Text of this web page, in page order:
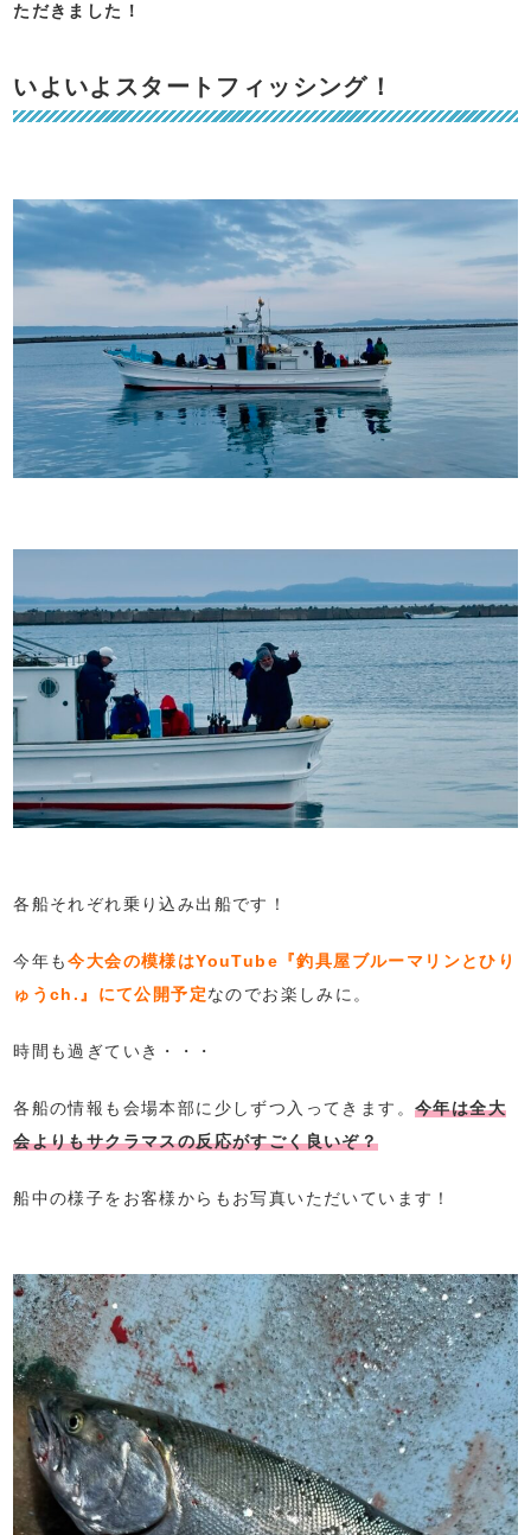
ただきました！
いよいよスタートフィッシング！
各船それぞれ乗り込み出船です！
今年も今大会の模様はYouTube『釣具屋ブルーマリンとひり
ゅうch.』にて公開予定なのでお楽しみに。
時間も過ぎていき・・・
各船の情報も会場本部に少しずつ入ってきます。今年は全大
会よりもサクラマスの反応がすごく良いぞ？
船中の様子をお客様からもお写真いただいています！